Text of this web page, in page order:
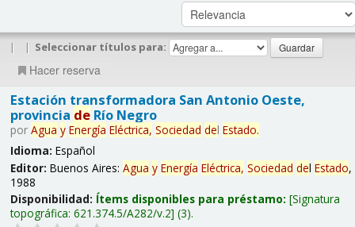
| | Seleccionar títulos para:
Hacer reserva
Estación transformadora San Antonio Oeste,
provincia deRío Negro
por Agua y Energía Eléctrica, Sociedad del Estado.
Idioma: Español
Editor: Buenos Aires: Agua y Energía Eléctrica, Sociedad del Estado,
1988
Disponibilidad: Ítems disponibles para préstamo: Signatura
topográfica: 621.374.5/A282/v.2 (3).